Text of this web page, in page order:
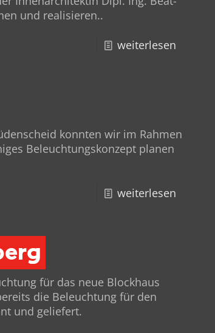
und realisieren..
weiterlesen
kon­nten wir im Rah­men
Beleuch­tungskonzept pla­nen
weiterlesen
für das neue Block­haus
die Beleuch­tung für den
und geliefert.